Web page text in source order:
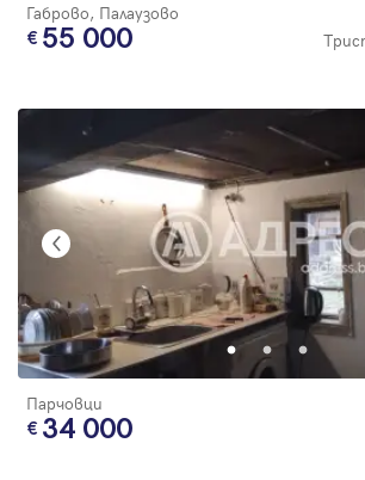
Габрово, Палаузово
55 000
Парчовци
34 000